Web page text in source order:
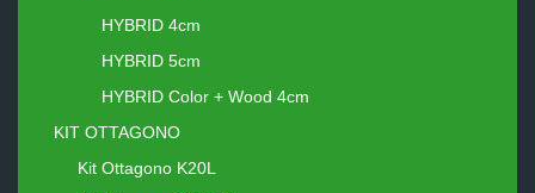
HYBRID 4cm
HYBRID 5cm
HYBRID Color + Wood 4cm
KIT OTTAGONO
Kit Ottagono K20L